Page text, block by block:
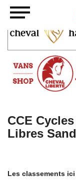
CCE
Libres
Les classements ici